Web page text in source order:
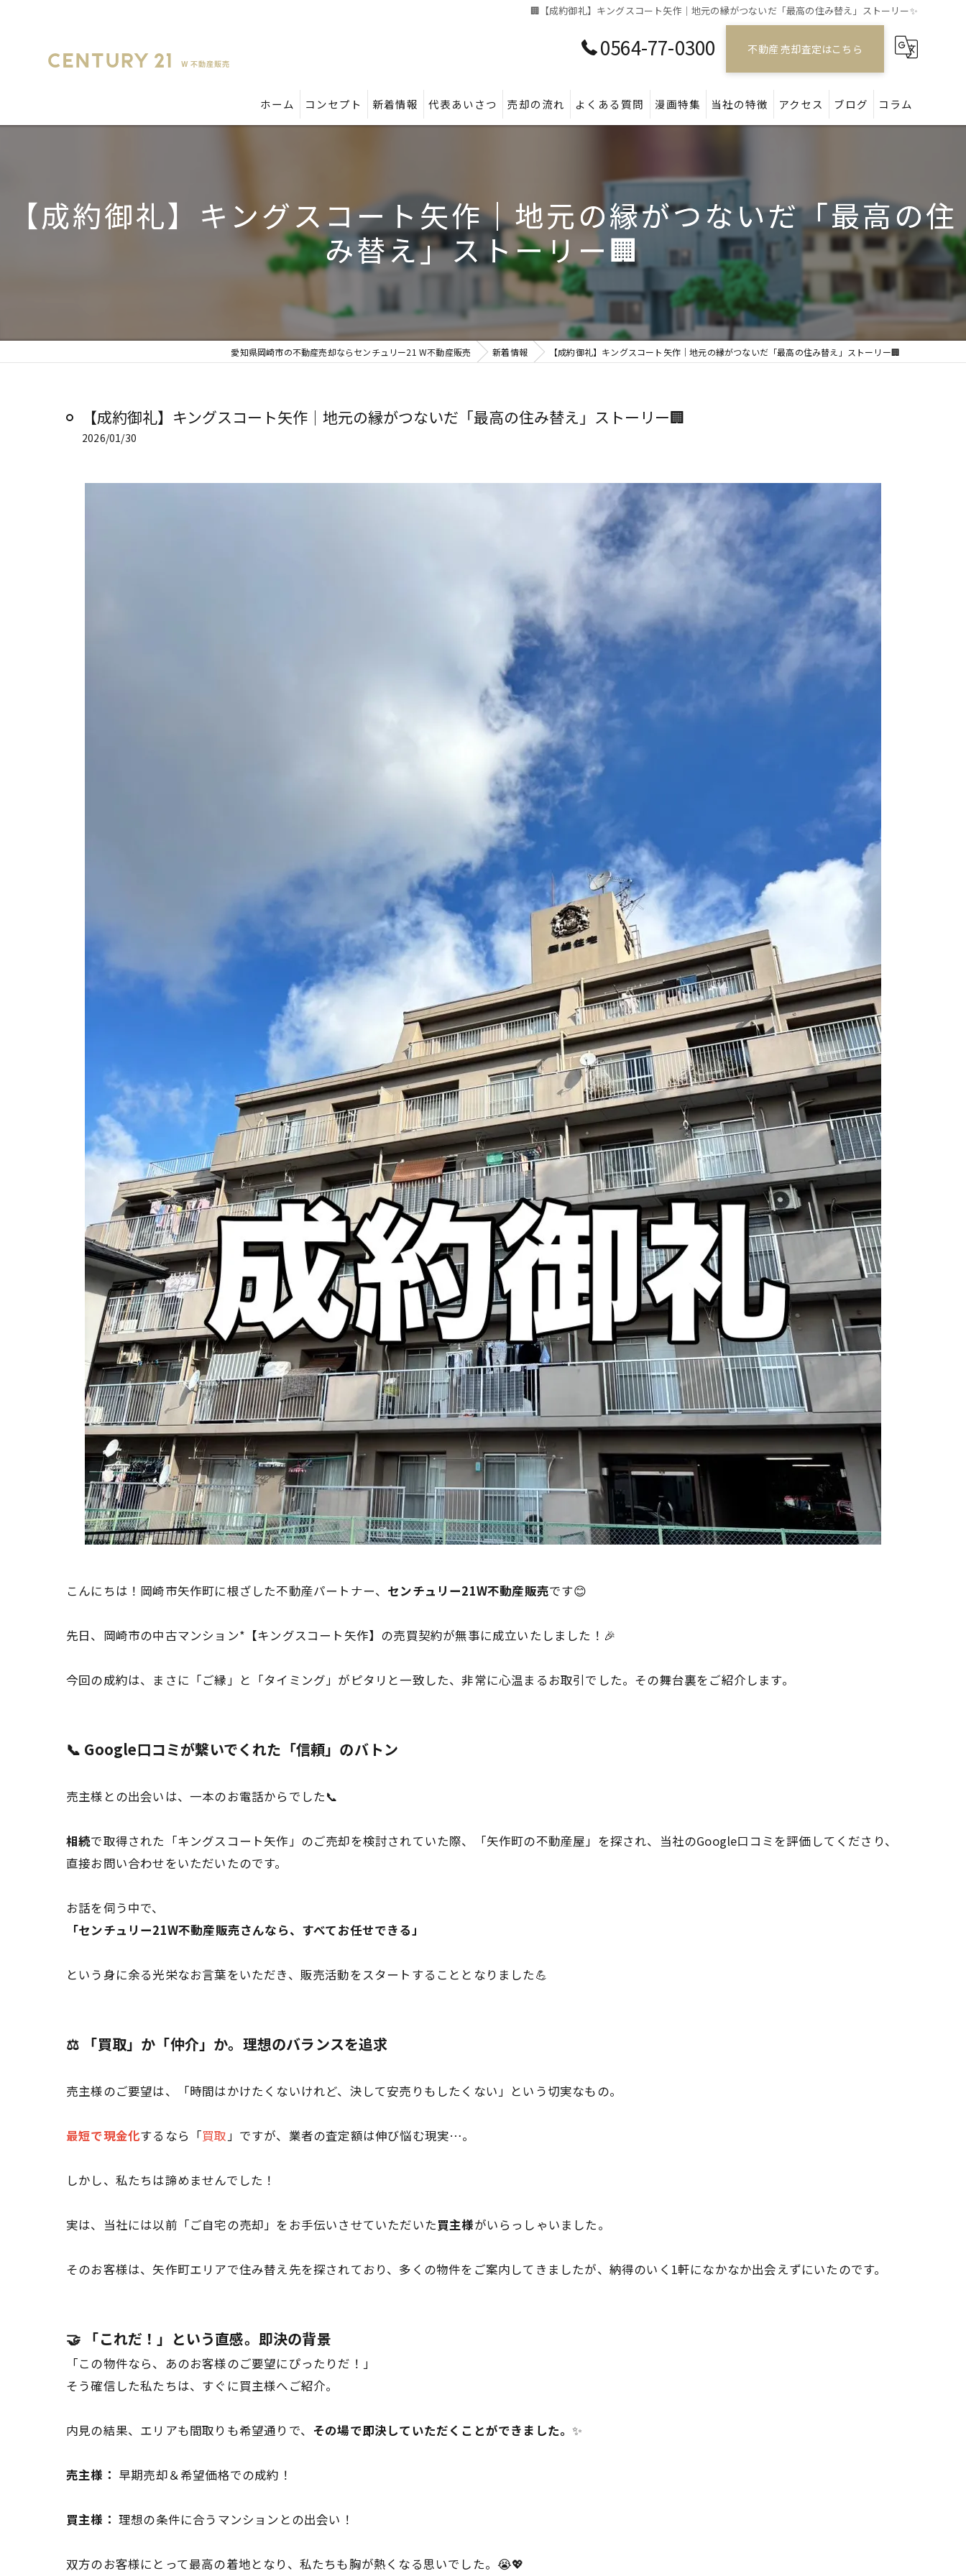
🏢【成約御礼】キングスコート矢作｜地元の縁がつないだ「最高の住み替え」ストーリー✨
0564-77-0300 不動産 売却査定はこちら
ホーム コンセプト 新着情報 代表あいさつ 売却の流れ よくある質問 漫画特集 当社の特徴
マンション
アパート
土地
空き家
アクセス ブログ コラム
【成約御礼】キングスコート矢作｜地元の縁がつないだ「最高の住
み替え」ストーリー🏢
愛知県岡崎市の不動産売却ならセンチュリー21 W不動産販売 新着情報 【成約御礼】キングスコート矢作｜地元の縁がつないだ「最高の住み替え」ストーリー🏢
【成約御礼】キングスコート矢作｜地元の縁がつないだ「最高の住み替え」ストーリー🏢
2026/01/30
こんにちは！岡崎市矢作町に根ざした不動産パートナー、 センチュリー21W不動産販売です😊
先日、岡崎市の中古マンション*【キングスコート矢作】の売買契約が無事に成立いたしました！🎉
今回の成約は、まさに「ご縁」と「タイミング」がピタリと一致した、非常に心温まるお取引でした。その舞台裏をご紹介します。
📞 Google口コミが繋いでくれた「信頼」のバトン
売主様との出会いは、一本のお電話からでした📞
相続で取得された「キングスコート矢作」のご売却を検討されていた際、「矢作町の不動産屋」を探され、当社のGoogle口コミを評価してくださり、
直接お問い合わせをいただいたのです。
お話を伺う中で、
「センチュリー21W不動産販売さんなら、すべてお任せできる」
という身に余る光栄なお言葉をいただき、販売活動をスタートすることとなりました💪
⚖️ 「買取」か「仲介」か。理想のバランスを追求
売主様のご要望は、「時間はかけたくないけれど、決して安売りもしたくない」という切実なもの。
最短で現金化するなら「買取」ですが、業者の査定額は伸び悩む現実…。
しかし、私たちは諦めませんでした！
実は、当社には以前「ご自宅の売却」をお手伝いさせていただいた買主様がいらっしゃいました。
そのお客様は、矢作町エリアで住み替え先を探されており、多くの物件をご案内してきましたが、納得のいく1軒になかなか出会えずにいたのです。
🤝 「これだ！」という直感。即決の背景
「この物件なら、あのお客様のご要望にぴったりだ！」
そう確信した私たちは、すぐに買主様へご紹介。
内見の結果、エリアも間取りも希望通りで、 その場で即決していただくことができました。✨
売主様： 早期売却＆希望価格での成約！
買主様： 理想の条件に合うマンションとの出会い！
双方のお客様にとって最高の着地となり、私たちも胸が熱くなる思いでした。😭💖